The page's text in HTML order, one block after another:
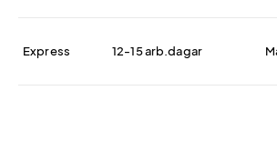
Express 12-15 arb.dagar